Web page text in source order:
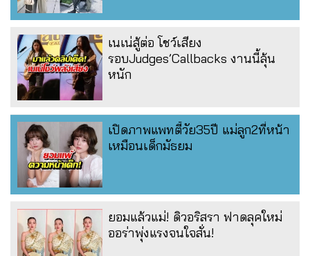
เนเน่สู้ต่อ โชว์เสียง
รอบJudges’Callbacks งานนี้ลุ้น
หนัก
เปิดภาพแพทตี้วัย35ปี แม่ลูก2ที่หน้า
เหมือนเด็กมัธยม
ยอมแล้วแม่! ดิวอริสรา ฟาดลุคใหม่
ออร่าพุ่งแรงจนใจสั่น!